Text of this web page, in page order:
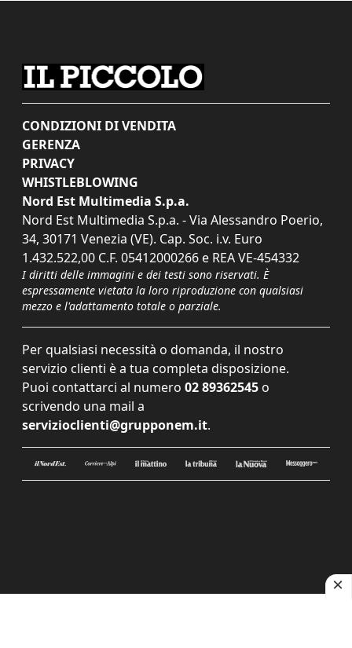
CONDIZIONI DI VENDITA
GERENZA
PRIVACY
WHISTLEBLOWING
Nord Est Multimedia S.p.a.
Nord Est Multimedia S.p.a. - Via Alessandro Poerio,
34, 30171 Venezia (VE). Cap. Soc. i.v. Euro
1.432.522,00 C.F. 05412000266 e REA VE-454332
I diritti delle immagini e dei testi sono riservati. È
espressamente vietata la loro riproduzione con qualsiasi
mezzo e l'adattamento totale o parziale.
Per qualsiasi necessità o domanda, il nostro
servizio clienti è a tua completa disposizione.
Puoi contattarci al numero 02 89362545 o
scrivendo una mail a
servizioclienti@grupponem.it.